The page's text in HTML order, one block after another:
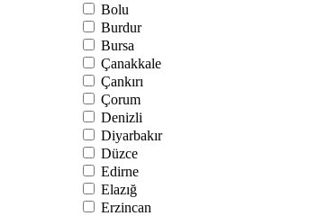
Bolu
Burdur
Bursa
Çanakkale
Çankırı
Çorum
Denizli
Diyarbakır
Düzce
Edirne
Elazığ
Erzincan